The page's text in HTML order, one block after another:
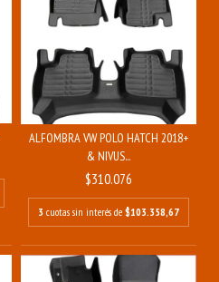
ALFOMBRA VW POLO HATCH 2018+
& NIVUS...
$310.076
3 cuotas sin interés de $103.358,67